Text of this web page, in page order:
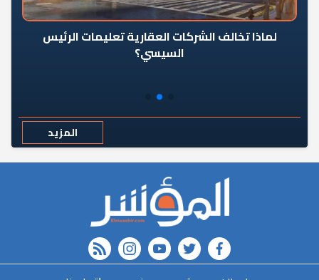
لماذا تخالف الشركات العقارية تعليمات الرئيس
السيسي؟
المزيد
FACEBOOK
twitter
youtube
instagram
rss feed